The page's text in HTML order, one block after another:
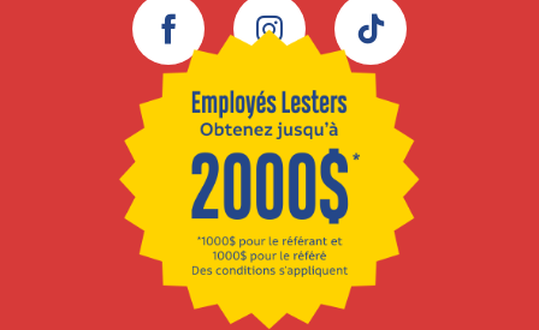
Facebook Instagram TikTok